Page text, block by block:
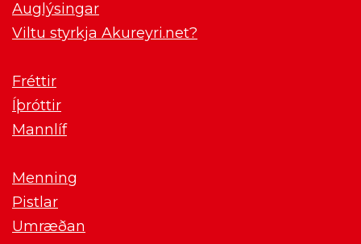
Auglýsingar
Viltu styrkja Akureyri.net?
Fréttir
Íþróttir
Mannlíf
Menning
Pistlar
Umræðan